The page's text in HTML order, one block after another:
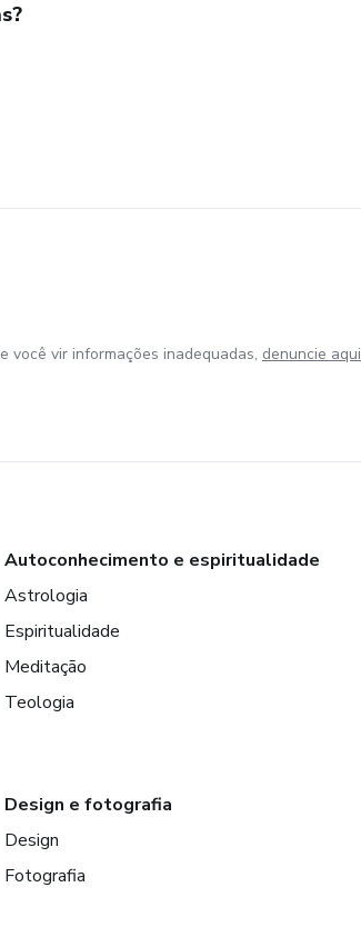
você vir informações inadequadas, denuncie aqui
Autoconhecimento e espiritualidade
Astrologia
Espiritualidade
Meditação
Teologia
Design e fotografia
Design
Fotografia